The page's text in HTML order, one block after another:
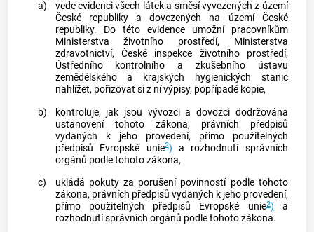
a)
vede evidenci všech látek a směsí vyvezených z území
České republiky a dovezených na území České
republiky. Do této evidence umožní pracovníkům
Ministerstva životního prostředí, Ministerstva
zdravotnictví, České inspekce životního prostředí,
Ústředního kontrolního a zkušebního ústavu
zemědělského a krajských hygienických stanic
nahlížet, pořizovat si z ní výpisy, popřípadě kopie,
b)
kontroluje, jak jsou vývozci a dovozci dodržována
ustanovení tohoto zákona, právních předpisů
vydaných k jeho provedení, přímo použitelných
předpisů Evropské unie2) a rozhodnutí správních
orgánů podle tohoto zákona,
c)
ukládá pokuty za porušení povinností podle tohoto
zákona, právních předpisů vydaných k jeho provedení,
přímo použitelných předpisů Evropské unie2) a
rozhodnutí správních orgánů podle tohoto zákona.